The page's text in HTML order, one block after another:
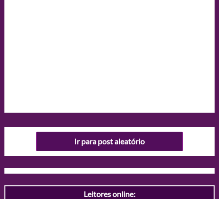
Ir para post aleatório
Leitores online: